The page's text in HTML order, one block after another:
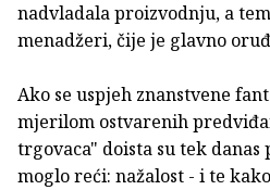
nadvladala proizvodnju, a
menadžeri, čije je glavno
Ako se uspjeh znanstvene
mjerilom ostvarenih
trgovaca" doista su tek danas
moglo reći: nažalost - i te